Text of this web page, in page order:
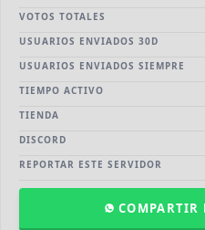
VOTOS TOTALES
USUARIOS ENVIADOS 30D
USUARIOS ENVIADOS SIEMPRE
TIEMPO ACTIVO
TIENDA
DISCORD
REPORTAR ESTE SERVIDOR
COMPARTIR